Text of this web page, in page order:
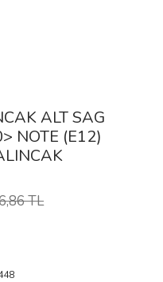
ALT SAG
NOTE (E12)
TL